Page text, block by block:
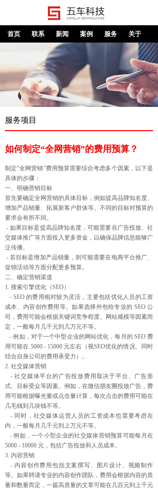
首页 联系 新闻 案例 服务 关于
服务项目
如何制定“全网营销”的费用预算？
制定“全网营销”费用预算需要综合考虑多个因素，以下是
具体的步骤：
一、明确营销目标
首先要确定全网营销的具体目标，例如提高品牌知名度、
增加产品销量、拓展新客户群体等。不同的目标对预算的
要求会有所不同。
- 如果目标是提高品牌知名度，可能需要在广告投放、社
交媒体推广等方面投入更多资金，以确保品牌信息能够广
泛传播。
- 若目标是增加产品销量，则可能需要在电商平台推广、
促销活动等方面分配更多预算。
二、确定营销渠道
1. 搜索引擎优化（SEO）
- SEO 的费用相对较为灵活，主要包括优化人员的工资
成本、内容创作费用等。如果选择外包给专业的 SEO 公
司，费用可能会根据关键词竞争程度、网站规模等因素而
定，一般每月几千元到几万元不等。
- 例如，对于一个中型企业的网站优化，每月的 SEO 费
用可能在 5000 - 15000 元左右（视SEO优化的情况、同时
结合自身公司的费用承受力）。
2. 社交媒体营销
- 社交媒体平台的广告投放费用取决于平台、广告形
式、目标受众等因素。例如，在微信朋友圈投放广告，费
用可能根据曝光量或点击量计算，每次点击的费用可能在
几毛钱到几块钱不等。
- 同时，社交媒体运营人员的工资成本也需要考虑在
内，一般每月几千元到上万元不等。
- 例如，一个小型企业的社交媒体营销预算可能每月在
5000 - 10000 元，包括广告投放和人员成本。
3. 内容营销
- 内容创作费用包括文案撰写、图片设计、视频制作
等。如果聘请专业的内容创作团队，费用会根据内容的质
量和数量而定，一篇高质量的文章可能在几百元到上千元